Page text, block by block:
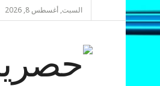
السبت, أغسطس 8, 2026